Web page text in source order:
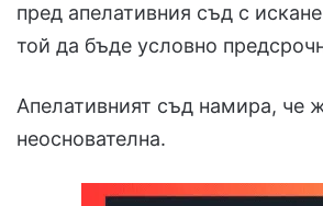
пред апелативния съд с
той да бъде условно
Апелативният съд намира, че
неоснователна.